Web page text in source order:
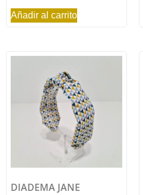
Añadir al carrito
DIADEMA JANE